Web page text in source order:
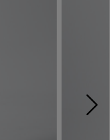
は、アウター
、長く愛される製
。
覧いただけます。